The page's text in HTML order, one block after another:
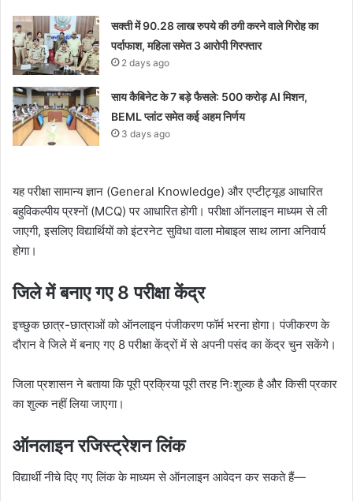
सक्ती में 90.28 लाख रुपये की ठगी करने वाले गिरोह का
पर्दाफाश, महिला समेत 3 आरोपी गिरफ्तार
2 days ago
साय कैबिनेट के 7 बड़े फैसले: 500 करोड़ AI मिशन,
BEML प्लांट समेत कई अहम निर्णय
3 days ago
यह परीक्षा सामान्य ज्ञान (General Knowledge) और एप्टीट्यूड आधारित
बहुविकल्पीय प्रश्नों (MCQ) पर आधारित होगी। परीक्षा ऑनलाइन माध्यम से ली
जाएगी, इसलिए विद्यार्थियों को इंटरनेट सुविधा वाला मोबाइल साथ लाना अनिवार्य
होगा।
जिले में बनाए गए 8 परीक्षा केंद्र
इच्छुक छात्र-छात्राओं को ऑनलाइन पंजीकरण फॉर्म भरना होगा। पंजीकरण के
दौरान वे जिले में बनाए गए 8 परीक्षा केंद्रों में से अपनी पसंद का केंद्र चुन सकेंगे।
जिला प्रशासन ने बताया कि पूरी प्रक्रिया पूरी तरह निःशुल्क है और किसी प्रकार
का शुल्क नहीं लिया जाएगा।
ऑनलाइन रजिस्ट्रेशन लिंक
विद्यार्थी नीचे दिए गए लिंक के माध्यम से ऑनलाइन आवेदन कर सकते हैं—